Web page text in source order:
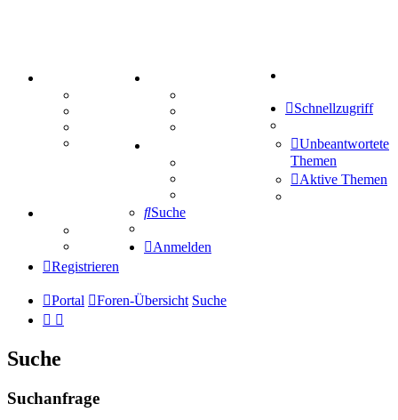
Mastodon
Treffenübersicht
Zitatesammlung
Schiffe versenken
Tipprunde
Comunio
Schnellzugriff
Unbeantwortete
Themen
Aktive Themen
Suche
Anmelden
Registrieren
Portal Foren-Übersicht Suche
Suche
Suchanfrage